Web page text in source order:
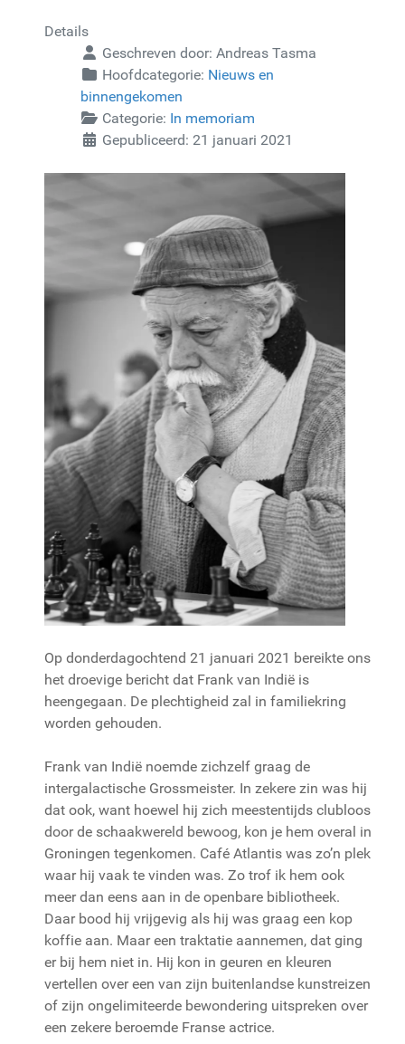
Details
Geschreven door: Andreas Tasma
Hoofdcategorie: Nieuws en
binnengekomen
Categorie: In memoriam
Gepubliceerd: 21 januari 2021
Op donderdagochtend 21 januari 2021 bereikte ons
het droevige bericht dat Frank van Indië is
heengegaan. De plechtigheid zal in familiekring
worden gehouden.
Frank van Indië noemde zichzelf graag de
intergalactische Grossmeister. In zekere zin was hij
dat ook, want hoewel hij zich meestentijds clubloos
door de schaakwereld bewoog, kon je hem overal in
Groningen tegenkomen. Café Atlantis was zo’n plek
waar hij vaak te vinden was. Zo trof ik hem ook
meer dan eens aan in de openbare bibliotheek.
Daar bood hij vrijgevig als hij was graag een kop
koffie aan. Maar een traktatie aannemen, dat ging
er bij hem niet in. Hij kon in geuren en kleuren
vertellen over een van zijn buitenlandse kunstreizen
of zijn ongelimiteerde bewondering uitspreken over
een zekere beroemde Franse actrice.